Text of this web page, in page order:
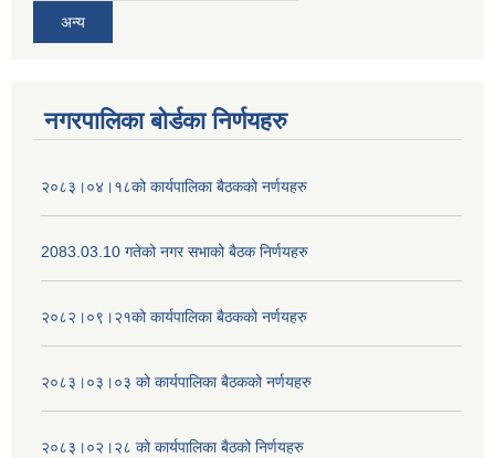
अन्य
नगरपालिका बोर्डका निर्णयहरु
२०८३।०४।१८को कार्यपालिका बैठकको नर्णयहरु
2083.03.10 गतेको नगर सभाको बैठक निर्णयहरु
२०८२।०९।२१को कार्यपालिका बैठकको नर्णयहरु
२०८३।०३।०३ को कार्यपालिका बैठकको नर्णयहरु
२०८३।०२।२८ को कार्यपालिका बैठको निर्णयहरु